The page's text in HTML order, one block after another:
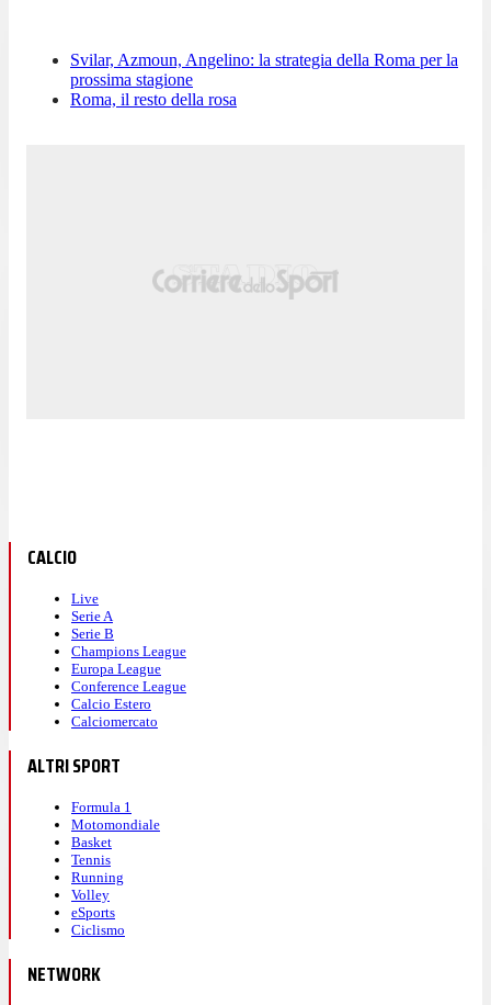
Svilar, Azmoun, Angelino: la strategia della Roma per la
prossima stagione
Roma, il resto della rosa
CALCIO
Live
Serie A
Serie B
Champions League
Europa League
Conference League
Calcio Estero
Calciomercato
ALTRI SPORT
Formula 1
Motomondiale
Basket
Tennis
Running
Volley
eSports
Ciclismo
NETWORK